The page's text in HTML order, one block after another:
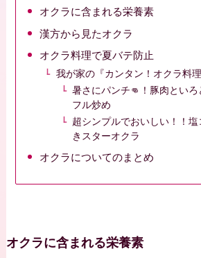
オクラに含まれる栄養素
漢方から見たオクラ
オクラ料理で夏バテ防止
我が家の『カンタン！オクラ料理
暑さにパンチ👊！豚肉といろ
フル炒め
超シンプルでおいしい！！
きスターオクラ
オクラについてのまとめ
オクラに含まれる栄養素